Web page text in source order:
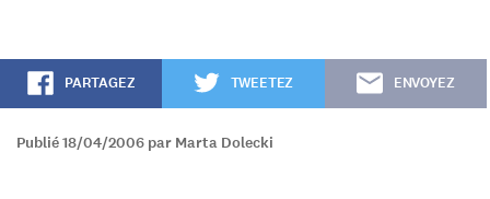
PARTAGEZ TWEETEZ ENVOYEZ
Publié 18/04/2006 par Marta Dolecki